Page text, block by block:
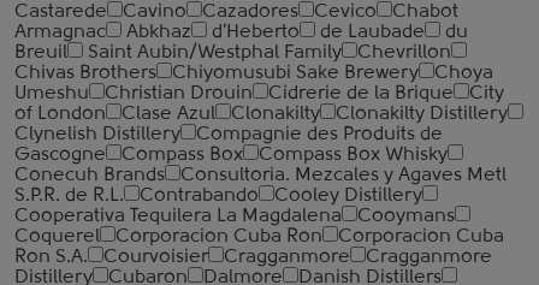
Castarede
Cavino Cazadores Cevico
Chabot
Armagnac
Abkhaz d'Heberto de Laubade
du
Breuil
Saint Aubin/Westphal Family
Chevrillon
Chivas Brothers
Chiyomusubi Sake Brewery
Choya
Umeshu
Christian Drouin Cidrerie de la Brique
City
of London
Clase Azul Clonakilty
Clonakilty Distillery
Clynelish Distillery
Compagnie des Produits de
Gascogne
Compass Box
Compass Box Whisky
Conecuh Brands
Consultoria. Mezcales y Agaves Metl
S.P.R. de R.L.
Contrabando
Cooley Distillery
Cooperativa Tequilera La Magdalena
Cooymans
Coquerel
Corporacion Cuba Ron
Corporacion Cuba
Ron S.A.
Courvoisier Cragganmore
Cragganmore
Distillery
Cubaron Dalmore
Danish Distillers